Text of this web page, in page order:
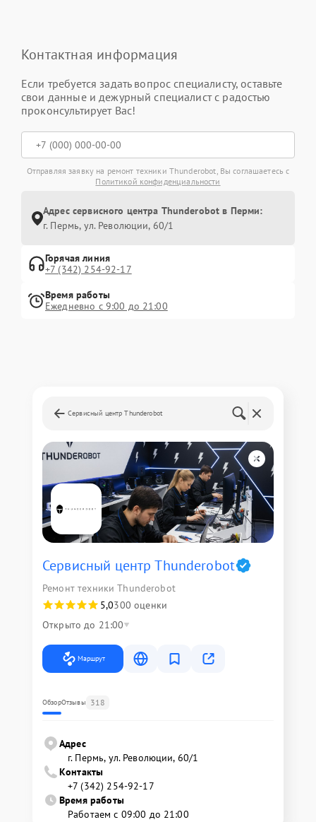
Контактная информация
Если требуется задать вопрос специалисту, оставьте
свои данные и дежурный специалист с радостью
проконсультирует Вас!
Отправляя заявку на ремонт техники Thunderobot, Вы соглашаетесь с
Политикой конфиденциальности
Адрес сервисного центра Thunderobot в Перми:
г. Пермь, ул. ​Революции, 60/1
Горячая линия
+7 (342) 254-92-17
Время работы
Ежедневно с 9:00 до 21:00
Сервисный центр Thunderobot
Сервисный центр Thunderobot
Ремонт техники Thunderobot
5,0300 оценки
Открыто до 21:00
Маршрут
ОбзорОтзывы 318
Адрес
г. Пермь, ул. ​Революции, 60/1
Контакты
+7 (342) 254-92-17
Время работы
Работаем с 09:00 до 21:00